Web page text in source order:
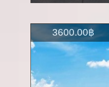
3600.00฿